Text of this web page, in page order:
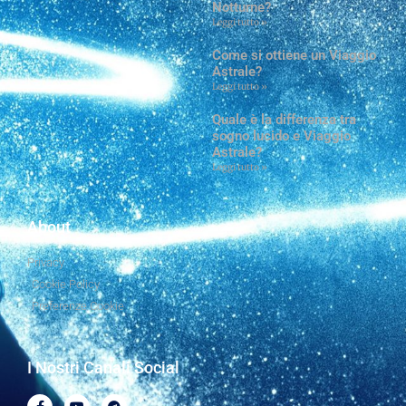
Notturne?
Leggi tutto »
Come si ottiene un Viaggio
Astrale?
Leggi tutto »
Quale è la differenza tra
sogno lucido e Viaggio
Astrale?
Leggi tutto »
About
Privacy
Cookie Policy
Preferenze Cookie
I Nostri Canali Social